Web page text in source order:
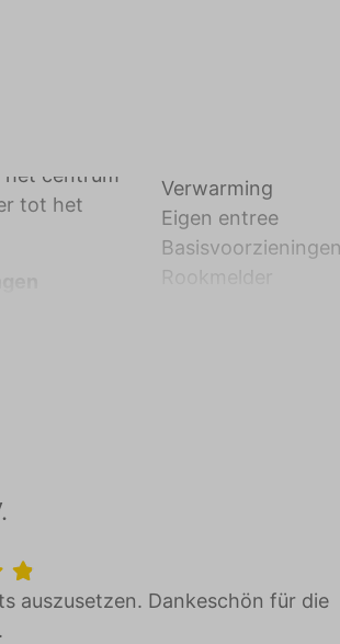
tot het
Verwarming
Eigen entree
Basisvoorzieningen
Rookmelder
auszusetzen. Dankeschön für die